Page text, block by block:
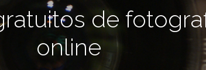
de
online